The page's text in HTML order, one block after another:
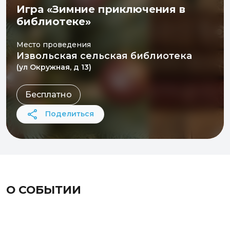
Игра «Зимние приключения в
библиотеке»
Место проведения
Извольская сельская библиотека
(ул Окружная, д 13)
Бесплатно
Поделиться
О СОБЫТИИ